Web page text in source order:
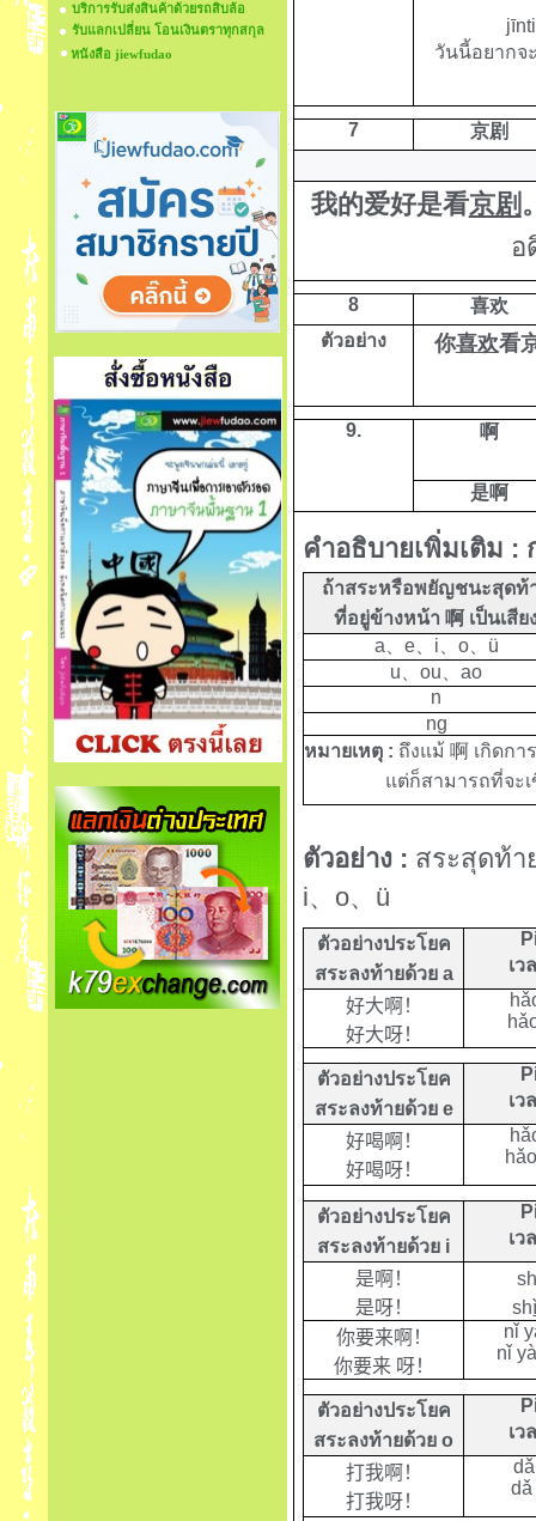
บริการรับส่งสินค้าด้วยรถสิบล้อ
รับแลกเปลี่ยน โอนเงินตราทุกสกุล
หนังสือ jiewfudao
วันนี้อยากจ
7 京剧
我的爱好是看京剧
อ
8
喜欢
ตัวอย่าง
你喜欢看
9. 啊
是啊
คำอธิบายเพิ่มเติม :
ถ้าสระหรือพยัญชนะสุดท้
ที่อยู่ข้างหน้า 啊 เป็นเสีย
a
e、 i o、 ü
u 、ou 、ao
n
ng
หมายเหตุ : ถึงแม้ 啊 เกิดกา
แต่ก็สามารถที่จะ
ตัวอย่าง : สระสุดท้า
i、 o、 ü
ตัวอย่างประโยค
สระลงท้ายด้วยa
เว
好大啊！
好大呀！
ตัวอย่างประโยค
สระลงท้ายด้วยe
เว
好喝啊！
好喝呀！
ตัวอย่างประโยค
สระลงท้ายด้วย i
เว
是啊！
是呀！
sh
你要来啊！
你要来 呀！
nǐ
nǐ
ตัวอย่างประโยค
สระลงท้ายด้วย o
เว
打我啊！
打我呀！